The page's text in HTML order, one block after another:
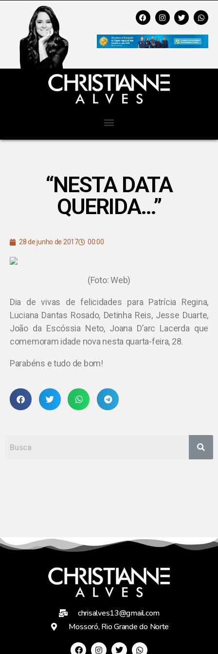
“NESTA DATA
QUERIDA…”
28 de junho de 2017 00:00
(Foto: Web)
Dia de vivas de felicidades para Patrícia Regina,
Luciana Dantas Rosado, Detinha Reis, Jesse Duarte,
João da Escóssia Neto, Joana D’arc Lacerda que
comemoram idade nova nesta quarta-feira, 28.
Parabéns e tudo de bom!
chrisalves13@gmail.com
Mossoró, Rio Grande do Norte